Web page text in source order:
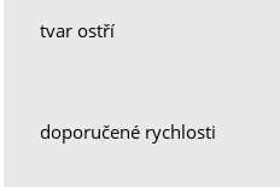
tvar ostří
doporučené rychlosti